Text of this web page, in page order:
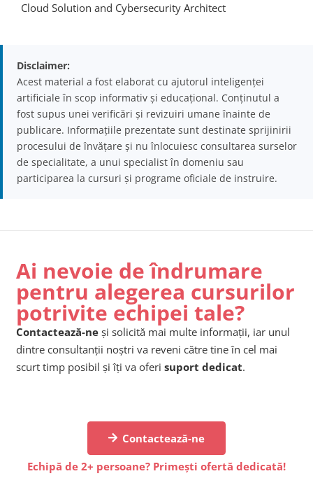
Cloud Solution and Cybersecurity Architect
Disclaimer:
Acest material a fost elaborat cu ajutorul inteligenței
artificiale în scop informativ și educațional. Conținutul a
fost supus unei verificări și revizuiri umane înainte de
publicare. Informațiile prezentate sunt destinate sprijinirii
procesului de învățare și nu înlocuiesc consultarea surselor
de specialitate, a unui specialist în domeniu sau
participarea la cursuri și programe oficiale de instruire.
Ai nevoie de îndrumare
pentru alegerea cursurilor
potrivite echipei tale?
Contactează-ne și solicită mai multe informații, iar unul
dintre consultanții noștri va reveni către tine în cel mai
scurt timp posibil și îți va oferi suport dedicat.
Contactează-ne
Echipă de 2+ persoane? Primești ofertă dedicată!